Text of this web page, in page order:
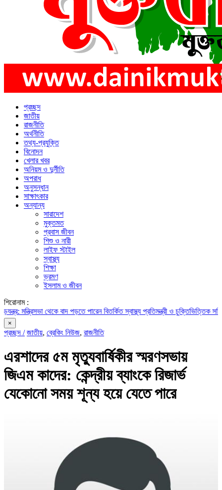
প্রচ্ছদ
জাতীয়
রাজনীতি
অর্থনীতি
তথ্য-প্রযুক্তি
বিনোদন
খেলার খবর
অনিয়ম ও দুর্নীতি
অপরাধ
অনুসন্ধান
সাক্ষাৎকার
অন্যান্য
সারাদেশ
মুক্তমত
প্রবাস জীবন
শিশু ও নারী
লাইফ স্টাইল
স্বাস্থ্য
শিক্ষা
ভ্রমণ
ইসলাম ও জীবন
শিরোনাম :
থেকে বাদ পড়তে পারেন বিতর্কিত স্বাস্থ্য প্রতিমন্ত্রী ও চুক্তিভিত্তিক সচিব!রাজস্ব
×
প্রচ্ছদ / জাতীয়, ব্রেকিং নিউজ, রাজনীতি
এরশাদের ৫ম মৃত্যুবার্ষিকীর স্মরণসভায়
জিএম কাদের: কেন্দ্রীয় ব্যাংকে রিজার্ভ
যেকোনো সময় শূন্য হয়ে যেতে পারে